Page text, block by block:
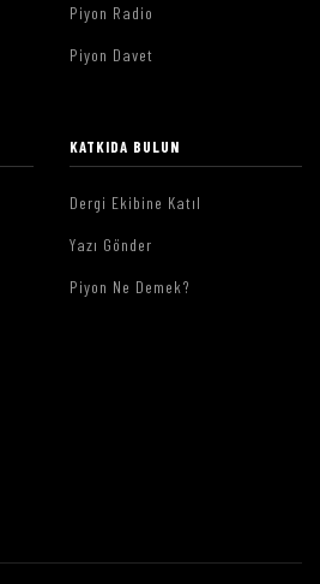
Piyon Radio
Piyon Davet
KATKIDA BULUN
Dergi Ekibine Katıl
Yazı Gönder
Piyon Ne Demek?